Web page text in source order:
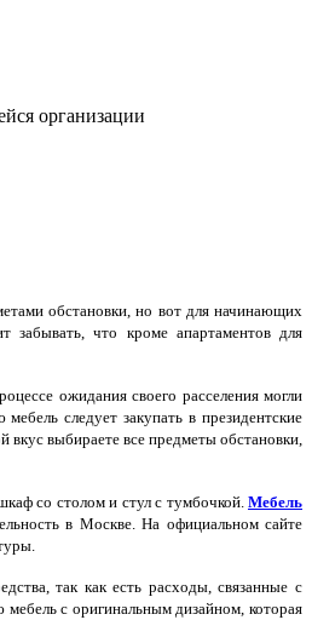
организации
обстановки, но вот для начинающих
забывать, что кроме апартаментов для
ожидания своего расселения могли
следует закупать в президентские
выбираете все предметы обстановки,
со столом и стул с тумбочкой. Мебель
в Москве. На официальном сайте
так как есть расходы, связанные с
мебель с оригинальным дизайном, которая